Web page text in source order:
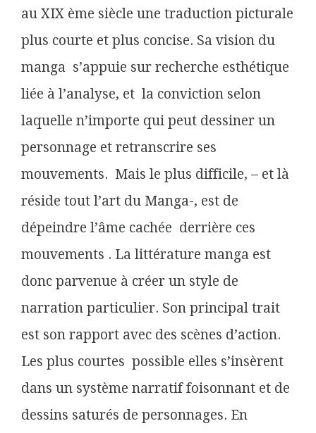
au XIX ème siècle une traduction picturale
plus courte et plus concise. Sa vision du
manga s’appuie sur recherche esthétique
liée à l’analyse, et la conviction selon
laquelle n’importe qui peut dessiner un
personnage et retranscrire ses
mouvements. Mais le plus difficile, – et là
réside tout l’art du Manga-, est de
dépeindre l’âme cachée derrière ces
mouvements . La littérature manga est
donc parvenue à créer un style de
narration particulier. Son principal trait
est son rapport avec des scènes d’action.
Les plus courtes possible elles s’insèrent
dans un système narratif foisonnant et de
dessins saturés de personnages. En